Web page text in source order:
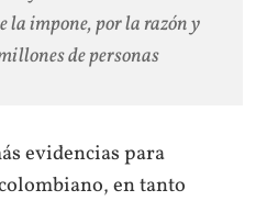
la impone, por la razón y
de personas
evidencias para
en tanto